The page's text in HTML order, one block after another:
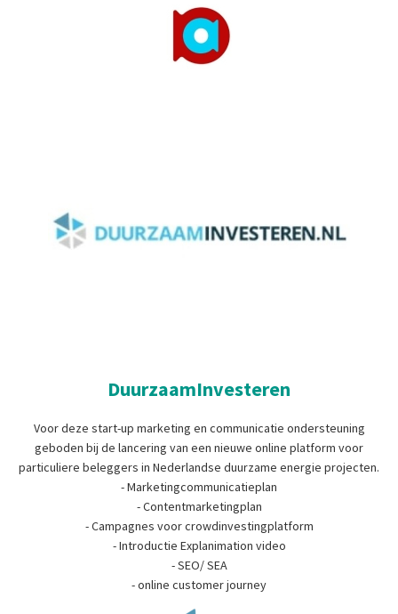
DuurzaamInvesteren
Voor deze start-up marketing en communicatie ondersteuning
geboden bij de lancering van een nieuwe online platform voor
particuliere beleggers in Nederlandse duurzame energie projecten.
- Marketingcommunicatieplan
- Contentmarketingplan
- Campagnes voor crowdinvestingplatform
- Introductie Explanimation video
- SEO/ SEA
- online customer journey